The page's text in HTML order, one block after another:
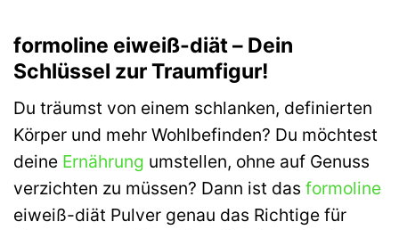
formoline eiweiß-diät – Dein
Schlüssel zur Traumfigur!
Du träumst von einem schlanken, definierten
Körper und mehr Wohlbefinden? Du möchtest
deine Ernährung umstellen, ohne auf Genuss
verzichten zu müssen? Dann ist das formoline
eiweiß-diät Pulver genau das Richtige für